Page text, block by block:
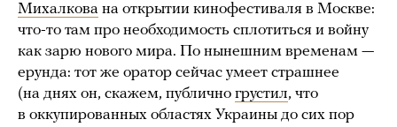
Михалкова на открытии кинофестиваля в Москве:
что-то там про необходимость сплотиться и войну
как зарю нового мира. По нынешним временам —
ерунда: тот же оратор сейчас умеет страшнее
(на днях он, скажем, публично грустил, что
в оккупированных областях Украины до сих пор